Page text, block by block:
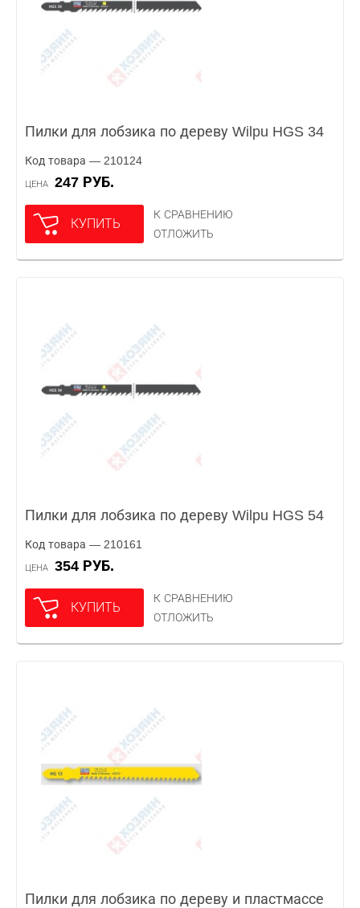
Пилки для лобзика по дереву Wilpu HGS 34
Код товара — 210124
ЦЕНА 247 РУБ.
КУПИТЬ
К СРАВНЕНИЮ
ОТЛОЖИТЬ
Пилки для лобзика по дереву Wilpu HGS 54
Код товара — 210161
ЦЕНА 354 РУБ.
КУПИТЬ
К СРАВНЕНИЮ
ОТЛОЖИТЬ
Пилки для лобзика по дереву и пластмассе